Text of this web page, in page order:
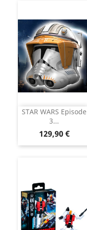
STAR WARS Episode
3...
Prix
129,90 €